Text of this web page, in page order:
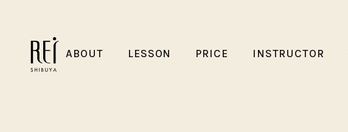
ABOUT LESSON PRICE INSTRUCTOR